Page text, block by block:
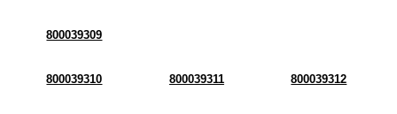
800039309
800039310 800039311 800039312